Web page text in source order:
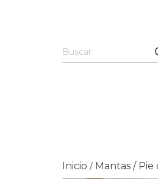
Inicio / Mantas / Pie